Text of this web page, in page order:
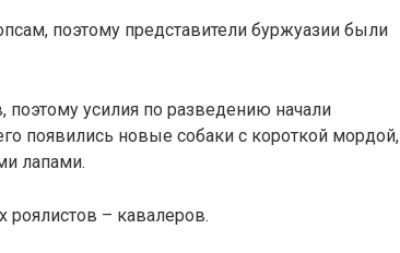
поэтому представители буржуазии были
усилия по разведению начали
появились новые собаки с короткой мордой,
лапами.
роялистов – кавалеров.